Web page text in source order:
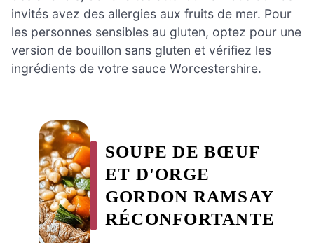
invités avez des allergies aux fruits de mer. Pour
les personnes sensibles au gluten, optez pour une
version de bouillon sans gluten et vérifiez les
ingrédients de votre sauce Worcestershire.
SOUPE DE BŒUF
ET D'ORGE
GORDON RAMSAY
RÉCONFORTANTE